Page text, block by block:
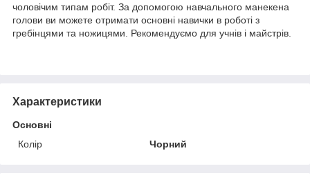
чоловічим типам робіт. За допомогою навчального манекена
голови ви можете отримати основні навички в роботі з
гребінцями та ножицями. Рекомендуємо для учнів і майстрів.
Характеристики
Основні
Колір
Чорний